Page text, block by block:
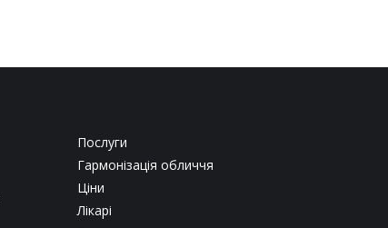
Послуги
Гармонізація обличчя
Ціни
Лікарі